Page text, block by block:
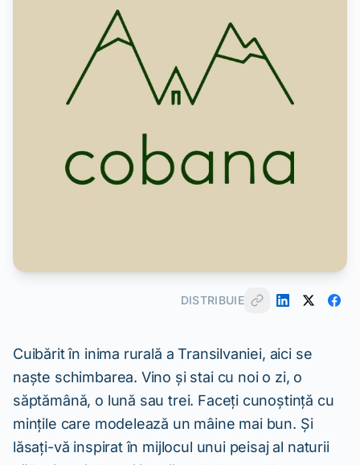
DISTRIBUIE
Cuibărit în inima rurală a Transilvaniei, aici se
naște schimbarea. Vino și stai cu noi o zi, o
săptămână, o lună sau trei. Faceți cunoștință cu
mințile care modelează un mâine mai bun. Și
lăsați-vă inspirat în mijlocul unui peisaj al naturii